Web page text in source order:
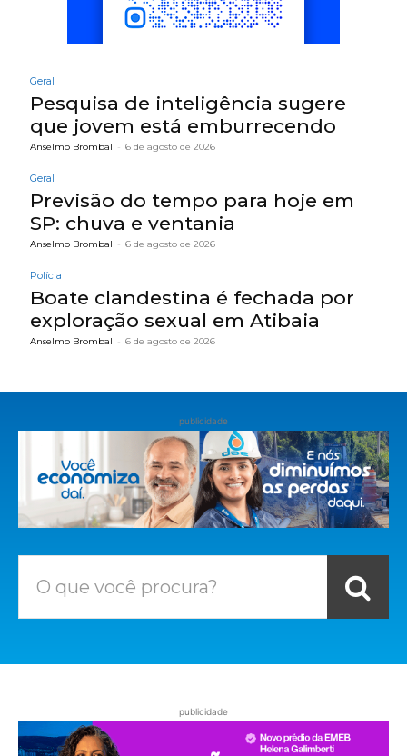
Geral
Pesquisa de inteligência sugere
que jovem está emburrecendo
Anselmo Brombal - 6 de agosto de 2026
Geral
Previsão do tempo para hoje em
SP: chuva e ventania
Anselmo Brombal - 6 de agosto de 2026
Polícia
Boate clandestina é fechada por
exploração sexual em Atibaia
Anselmo Brombal - 6 de agosto de 2026
publicidade
O que você procura?
publicidade